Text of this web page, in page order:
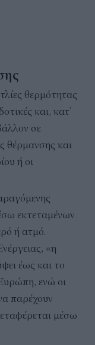
θερμότητας
και, κατ’
σε
θέρμανσης και
ή οι
εκτεταμένων
ή ατμό.
«η
έως και το
ενώ οι
παρέχουν
μέσω